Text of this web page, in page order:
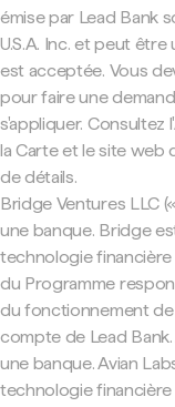
émise par Lead Bank
U.S.A. Inc. et peut
est acceptée. Vous
pour faire une
s'appliquer. Consultez
la Carte et le site web
de détails.
Bridge Ventures LLC
une banque. Bridge
technologie
du Programme
du fonctionnement de
compte de Lead
une banque. Avian
technologie